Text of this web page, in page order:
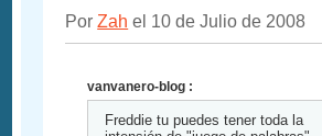
PorZah el 10 de Julio de 2008
vanvanero-blog :
Freddie tu puedes tener toda la